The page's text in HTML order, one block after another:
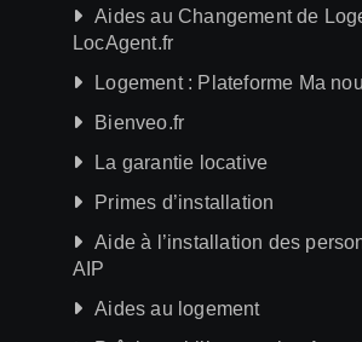
Aides au Changement de
LocAgent.fr
Logement : Plateforme Ma
Bienveo.fr
La garantie locative
Primes d’installation
Aide à l’installation des
AIP
Aides au logement